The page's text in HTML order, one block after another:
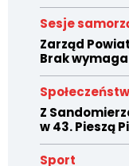
Sesje
Zarząd
Brak
Z
w 43. Pieszą
Sport